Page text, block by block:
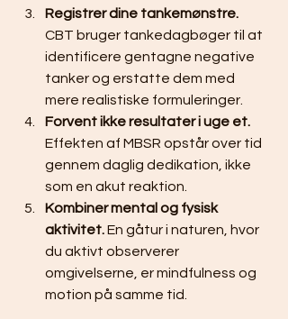
Registrer dine tankemønstre.
CBT bruger tankedagbøger til at
identificere gentagne negative
tanker og erstatte dem med
mere realistiske formuleringer.
Forvent ikke resultater i uge et.
Effekten af MBSR opstår over tid
gennem daglig dedikation, ikke
som en akut reaktion.
Kombiner mental og fysisk
aktivitet. En gåtur i naturen, hvor
du aktivt observerer
omgivelserne, er mindfulness og
motion på samme tid.